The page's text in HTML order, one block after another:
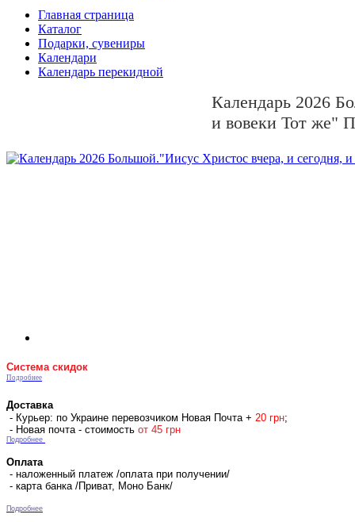
Главная страница
Каталог
Подарки, сувениры
Календари
Календарь перекидной
Календарь 2026
и вовеки Тот же"
Система скидок
Подробнее
Доставка
- Курьер: по Украине перевозчиком Новая Почта + 20 грн;
- Новая почта - стоимость от 45 грн
Подробнее
Оплата
- наложенный платеж /оплата при получении/
- карта банка /Приват, Моно Банк/
Подробнее